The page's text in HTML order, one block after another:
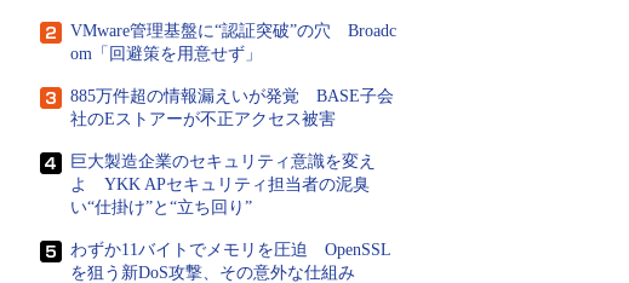
VMware管理基盤に“認証突破”の穴 Broadc
om「回避策を用意せず」
885万件超の情報漏えいが発覚 BASE子会
社のEストアーが不正アクセス被害
巨大製造企業のセキュリティ意識を変え
よ YKK APセキュリティ担当者の泥臭
い“仕掛け”と“立ち回り”
わずか11バイトでメモリを圧迫 OpenSSL
を狙う新DoS攻撃、その意外な仕組み